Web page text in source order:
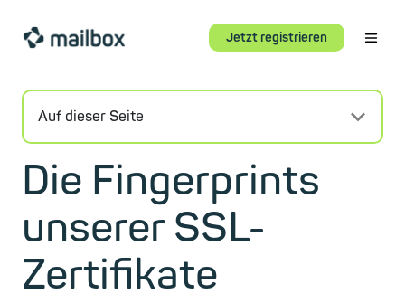
Jetzt registrieren
Auf dieser Seite
Die Fingerprints
unserer SSL-
Zertifikate